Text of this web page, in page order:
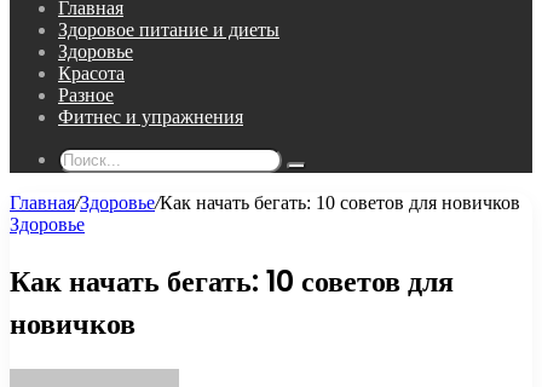
Главная
Здоровое питание и диеты
Здоровье
Красота
Разное
Фитнес и упражнения
Поиск...
Главная/Здоровье/Как начать бегать: 10 советов для новичков
Здоровье
Как начать бегать: 10 советов для
новичков